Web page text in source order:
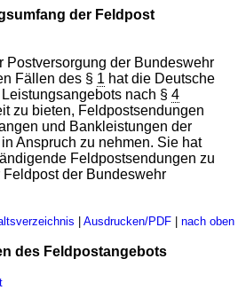
der Feldpost
Postversorgung der Bundeswehr
Fällen des § 1 hat die Deutsche
nach §4
zu bieten, Feldpostsendungen
und Bankleistungen der
Anspruch zu nehmen. Sie hat
Feldpostsendungen zu
der Bundeswehr
| Ausdrucken/PDF| nach oben
des Feldpostangebots